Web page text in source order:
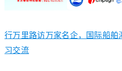
行万里路访万家名企，国际船
习交流